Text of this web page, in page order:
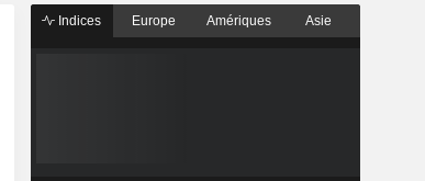
Indices Europe Amériques Asie